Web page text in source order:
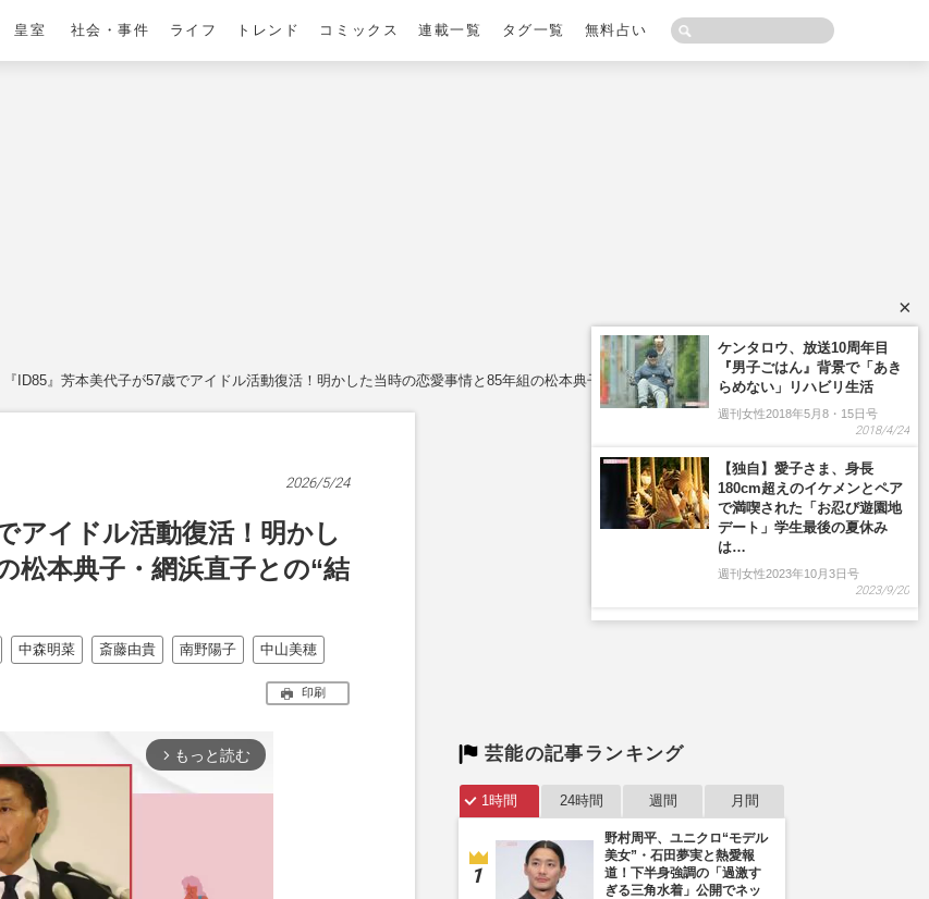
皇室 社会・事件 ライフ トレンド コミックス 連載一覧 タグ一覧 無料占い
『ID85』芳本美代子が57歳でアイドル活動復活！明かした当時の恋愛事情と85年組の松本典子・網浜直子との“結成秘話”
2026/5/24
アイドル活動復活！明かし
松本典子・網浜直子との“結
中森明菜 斎藤由貴 南野陽子 中山美穂
印刷
arrow_forward_ios もっと読む 芸能の記事ランキング
1時間 24時間 週間 月間
野村周平、ユニクロ“モデル
美女”・石田夢実と熱愛報
道！下半身強調の「過激す
ぎる三角水着」公開でネッ
×